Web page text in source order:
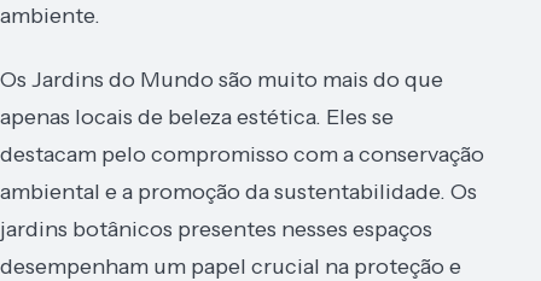
ambiente.
Os Jardins do Mundo são muito mais do que
apenas locais de beleza estética. Eles se
destacam pelo compromisso com a conservação
ambiental e a promoção da sustentabilidade. Os
jardins botânicos presentes nesses espaços
desempenham um papel crucial na proteção e